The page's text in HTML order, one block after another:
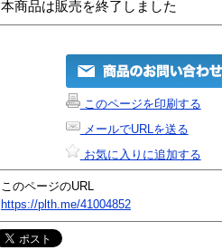
本商品は販売を終了しました
このページを印刷する
メールでURLを送る
お気に入りに追加する
このページのURL
https://plth.me/41004852